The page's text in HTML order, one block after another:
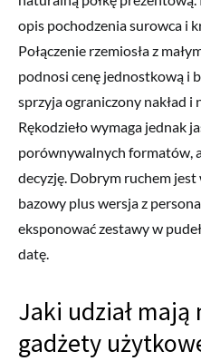
opis pochodzenia surowca i
Połączenie rzemiosła z
podnosi cenę jednostkową i
sprzyja ograniczony nakład i
Rękodzieło wymaga jednak
porównywalnych formatów,
decyzję. Dobrym ruchem
bazowy plus wersja z
eksponować zestawy w
datę.
Jaki udział mają
gadżety